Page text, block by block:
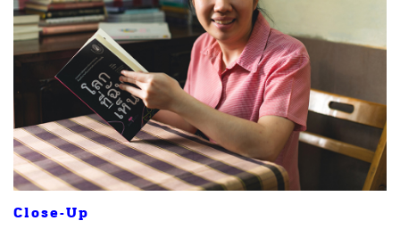
Close-Up
ค้นหา